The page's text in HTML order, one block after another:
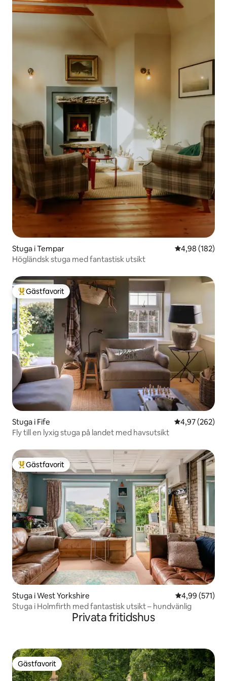
Stuga i Tempar 4,98 av 5 i
4,98 (182)
Högländsk stuga med fantastisk utsikt
Populär gästfavorit
Gästfavorit
Stuga i Fife 4,97 av 5 i
4,97 (262)
Fly till en lyxig stuga på landet med havsutsikt
Populär gästfavorit
Gästfavorit
Stuga i West Yorkshire 4,99 av 5 i
4,99 (571)
Stuga i Holmfirth med fantastisk utsikt – hundvänlig
Privata fritidshus
Gästfavorit
Gästfavorit